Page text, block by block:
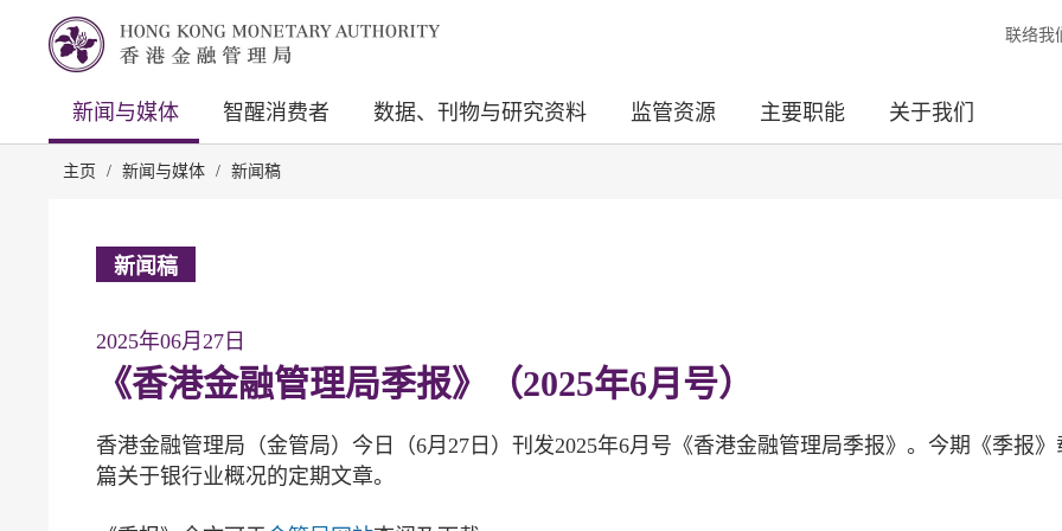
联络我
新闻与媒体 智醒消费者 数据、刊物与研究资料 监管资源 主要职能 关于我们
主页 / 新闻与媒体 / 新闻稿
新闻稿
2025年06月27日
《香港金融管理局季报》（2025年6月号）
香港金融管理局（金管局）今日（6月27日）刊发2025年6月号《香港金融管理局季报》。今期《季报》
篇关于银行业概况的定期文章。